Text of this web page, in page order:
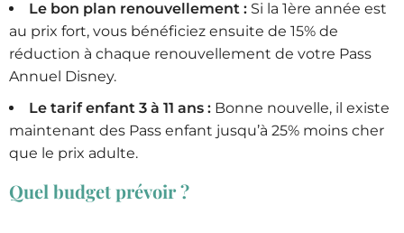
Le bon plan renouvellement : Si la 1ère année est
au prix fort, vous bénéficiez ensuite de 15% de
réduction à chaque renouvellement de votre Pass
Annuel Disney.
Le tarif enfant 3 à 11 ans : Bonne nouvelle, il existe
maintenant des Pass enfant jusqu’à 25% moins cher
que le prix adulte.
Quel budget prévoir ?